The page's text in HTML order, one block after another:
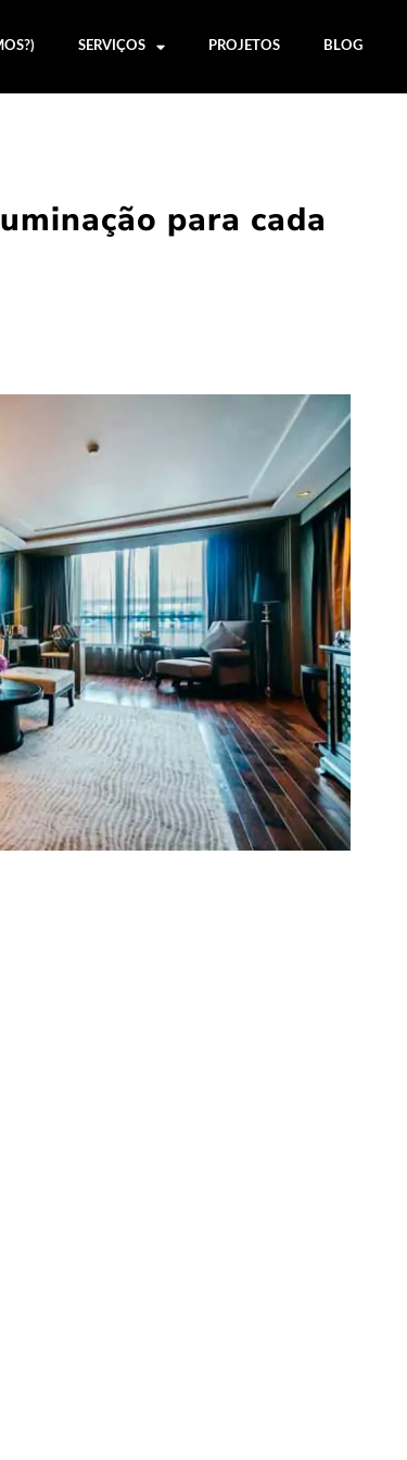
SERVIÇOS PROJETOS BLOG
para cada